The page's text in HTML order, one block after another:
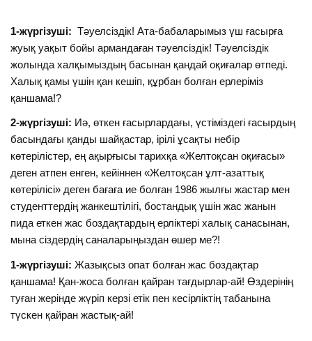
1-жүргізуші: Тәуелсіздік! Ата-бабаларымыз үш ғасырға
жуық уақыт бойы армандаған тәуелсіздік! Тәуелсіздік
жолында халқымыздың басынан қандай оқиғалар өтпеді.
Халық қамы үшін қан кешіп, құрбан болған ерлеріміз
қаншама!?
2-жүргізуші: Иә, өткен ғасырлардағы, үстіміздегі ғасырдың
басындағы қанды шайқастар, ірілі ұсақты небір
көтерілістер, ең ақырғысы тарихқа «Желтоқсан оқиғасы»
деген атпен енген, кейіннен «Желтоқсан ұлт-азаттық
көтерілісі» деген бағаға ие болған 1986 жылғы жастар мен
студенттердің жанкештілігі, бостандық үшін жас жанын
пида еткен жас боздақтардың ерліктері халық санасынан,
мына сіздердің саналарыңыздан өшер ме?!
1-жүргізуші:Жазықсыз опат болған жас боздақтар
қаншама! Қан-жоса болған қайран тағдырлар-ай! Өздерінің
туған жерінде жүріп керзі етік пен кесірліктің табанына
түскен қайран жастық-ай!